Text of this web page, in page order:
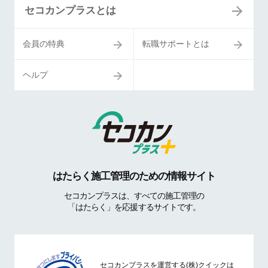
セコカンプラスとは
会員の特典 転職サポートとは
ヘルプ
はたらく施工管理のための情報サイト
セコカンプラスは、すべての施工管理の
「はたらく」を応援するサイトです。
セコカンプラスを運営する(株)クイックは